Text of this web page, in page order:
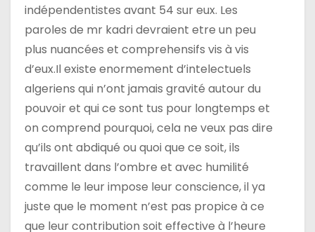
indépendentistes avant 54 sur eux. Les
paroles de mr kadri devraient etre un peu
plus nuancées et comprehensifs vis à vis
d’eux.Il existe enormement d’intelectuels
algeriens qui n’ont jamais gravité autour du
pouvoir et qui ce sont tus pour longtemps et
on comprend pourquoi, cela ne veux pas dire
qu’ils ont abdiqué ou quoi que ce soit, ils
travaillent dans l’ombre et avec humilité
comme le leur impose leur conscience, il ya
juste que le moment n’est pas propice à ce
que leur contribution soit effective à l’heure